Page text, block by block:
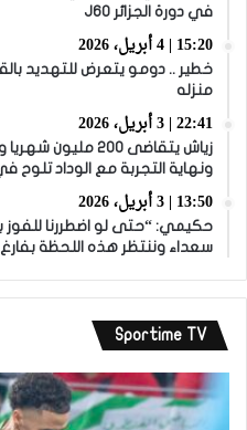
في دورة الجزائر J60
15:20 | 4 أبريل، 2026
خطير .. دومو يتعرض للتهديد
منزله
22:41 | 3 أبريل، 2026
ونهاية التجربة مع الوداد تلوح
13:50 | 3 أبريل، 2026
حكيمي: “حتى لو اضطررنا للفوز
سعداء وننتظر هذه اللحظة بفارغ
Sportime TV